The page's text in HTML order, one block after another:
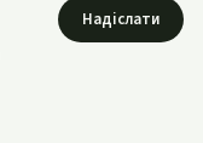
Надіслати